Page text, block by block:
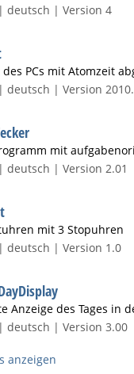
deutsch | Version 4
PCs mit Atomzeit
deutsch | Version
mit
deutsch | Version 2.01
mit 3 Stopuhren
deutsch | Version 1.0
Anzeige des Tages in
deutsch | Version 3.00
anzeigen